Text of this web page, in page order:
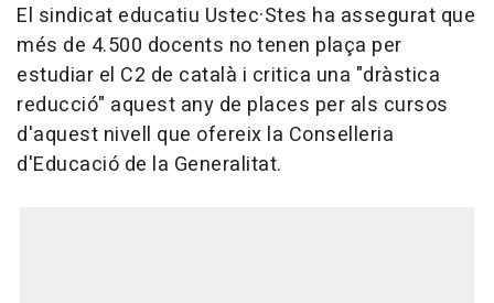
El sindicat educatiu Ustec·Stes ha assegurat que
més de 4.500 docents no tenen plaça per
estudiar el C2 de català i critica una "dràstica
reducció" aquest any de places per als cursos
d'aquest nivell que ofereix la Conselleria
d'Educació de la Generalitat.